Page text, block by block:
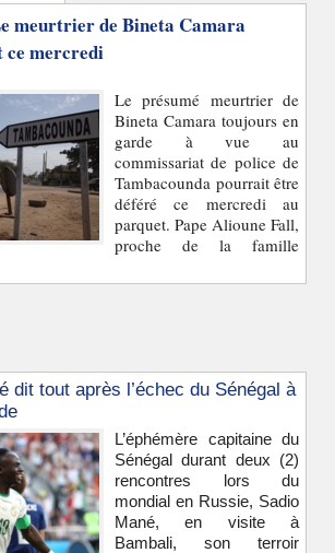
meurtrier de Bineta Camara
ce mercredi
Le présumé meurtrier de
Bineta Camara toujours en
garde à vue au
commissariat de police de
Tambacounda pourrait être
déféré ce mercredi au
parquet. Pape Alioune Fall,
proche de la famille
dit tout après l’échec du Sénégal à
L’éphémère capitaine du
Sénégal durant deux (2)
rencontres lors du
mondial en Russie, Sadio
Mané, en visite à
Bambali, son terroir